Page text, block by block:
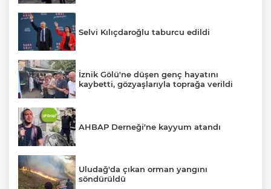
Selvi Kılıçdaroğlu taburcu edildi
İznik Gölü'ne düşen genç hayatını
kaybetti, gözyaşlarıyla toprağa verildi
AHBAP Derneği'ne kayyum atandı
Uludağ'da çıkan orman yangını
söndürüldü